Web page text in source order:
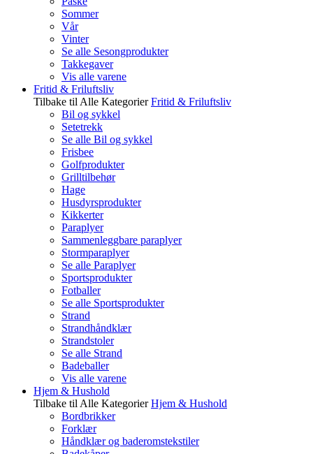
Sommer
Vår
Vinter
Se alle Sesongprodukter
Takkegaver
Vis alle varene
Fritid & Friluftsliv
Tilbake til Alle Kategorier Fritid & Friluftsliv
Bil og sykkel
Setetrekk
Se alle Bil og sykkel
Frisbee
Golfprodukter
Grilltilbehør
Hage
Husdyrsprodukter
Kikkerter
Paraplyer
Sammenleggbare paraplyer
Stormparaplyer
Se alle Paraplyer
Sportsprodukter
Fotballer
Se alle Sportsprodukter
Strand
Strandhåndklær
Strandstoler
Se alle Strand
Badeballer
Vis alle varene
Hjem & Hushold
Tilbake til Alle Kategorier Hjem & Hushold
Bordbrikker
Forklær
Håndklær og baderomstekstiler